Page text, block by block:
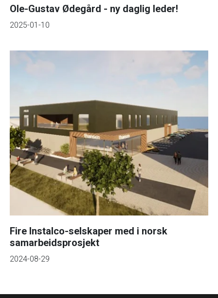
Ole-Gustav Ødegård - ny daglig leder!
2025-01-10
Fire Instalco-selskaper med i norsk
samarbeidsprosjekt
2024-08-29